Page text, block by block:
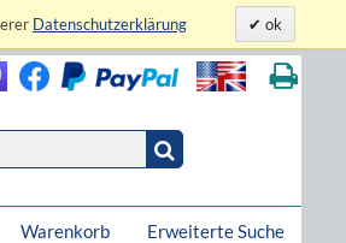
Datenschutzerklärung ok
Erweiterte Suche
Warenkorb